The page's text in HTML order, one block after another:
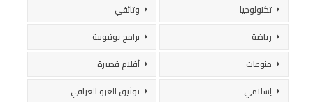
تكنولوجيا
وثائقي
رياضة
برامج يوتيوبية
منوعات
أفلام قصيرة
إسلامي
توثيق الغزو العراقي